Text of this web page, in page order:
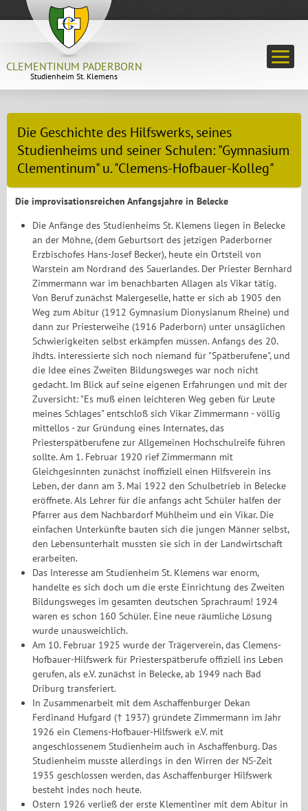
CLEMENTINUM PADERBORN
Studienheim St. Klemens
Die Geschichte des Hilfswerks, seines
Studienheims und seiner Schulen: "Gymnasium
Clementinum" u. "Clemens-Hofbauer-Kolleg"
Die improvisationsreichen Anfangsjahre in Belecke
Die Anfänge des Studienheims St. Klemens liegen in Belecke
an der Möhne, (dem Geburtsort des jetzigen Paderborner
Erzbischofes Hans-Josef Becker), heute ein Ortsteil von
Warstein am Nordrand des Sauerlandes. Der Priester Bernhard
Zimmermann war im benachbarten Allagen als Vikar tätig.
Von Beruf zunächst Malergeselle, hatte er sich ab 1905 den
Weg zum Abitur (1912 Gymnasium Dionysianum Rheine) und
dann zur Priesterweihe (1916 Paderborn) unter unsäglichen
Schwierigkeiten selbst erkämpfen müssen. Anfangs des 20.
Jhdts. interessierte sich noch niemand für "Spätberufene", und
die Idee eines Zweiten Bildungsweges war noch nicht
gedacht. Im Blick auf seine eigenen Erfahrungen und mit der
Zuversicht: "Es muß einen leichteren Weg geben für Leute
meines Schlages" entschloß sich Vikar Zimmermann - völlig
mittellos - zur Gründung eines Internates, das
Priesterspätberufene zur Allgemeinen Hochschulreife führen
sollte. Am 1. Februar 1920 rief Zimmermann mit
Gleichgesinnten zunächst inoffiziell einen Hilfsverein ins
Leben, der dann am 3. Mai 1922 den Schulbetrieb in Belecke
eröffnete. Als Lehrer für die anfangs acht Schüler halfen der
Pfarrer aus dem Nachbardorf Mühlheim und ein Vikar. Die
einfachen Unterkünfte bauten sich die jungen Männer selbst,
den Lebensunterhalt mussten sie sich in der Landwirtschaft
erarbeiten.
Das Interesse am Studienheim St. Klemens war enorm,
handelte es sich doch um die erste Einrichtung des Zweiten
Bildungsweges im gesamten deutschen Sprachraum! 1924
waren es schon 160 Schüler. Eine neue räumliche Lösung
wurde unausweichlich.
Am 10. Februar 1925 wurde der Trägerverein, das Clemens-
Hofbauer-Hilfswerk für Priesterspätberufe offiziell ins Leben
gerufen, als e.V. zunächst in Belecke, ab 1949 nach Bad
Driburg transferiert.
In Zusammenarbeit mit dem Aschaffenburger Dekan
Ferdinand Hufgard († 1937) gründete Zimmermann im Jahr
1926 ein Clemens-Hofbauer-Hilfswerk e.V. mit
angeschlossenem Studienheim auch in Aschaffenburg. Das
Studienheim musste allerdings in den Wirren der NS-Zeit
1935 geschlossen werden, das Aschaffenburger Hilfswerk
besteht indes noch heute.
Ostern 1926 verließ der erste Klementiner mit dem Abitur in